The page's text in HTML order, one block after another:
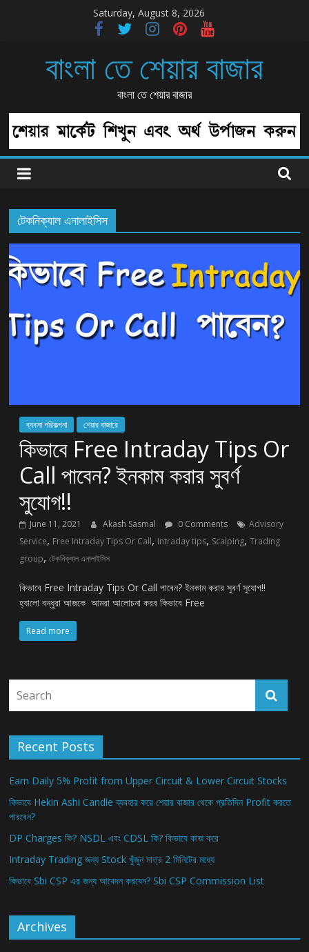
Saturday, August 8, 2026
বাংলা তে শেয়ার বাজার
বাংলা তে শেয়ার বাজার
টেকনিক্যাল এনালাইসিস
ব্যবসা পরিকল্পনা শেয়ার বাজারে
কিভাবে Free Intraday Tips Or
Call পাবেন? ইনকাম করার সুবর্ণ
সুযোগ!!
June 11, 2021 Akash Sasmal 0 Comments
Advisory
Service, Free Intraday Tips Or Call, Intraday tips, Scalping,Trading
group,টেকনিক্যাল এনালাইসিস
কিভাবে Free Intraday Tips Or Call পাবেন? ইনকাম করার সুবর্ণ সুযোগ!!
হ্যালো বন্ধুরা আজকে আমরা আলোচনা করব কিভাবে Free
Read more
Recent Posts
Earn Daily 5% Profit from Upper Circuit & Lower Circuit Stocks
কিভাবে Hekin Ashi Candle ব্যবহার করে শেয়ার বাজার থেকে প্রতিদিন Profit করতে
পারবেন?
DP Charges কি? NSDL এবং CDSL কি? কিভাবে কাজ করে
Intraday Trading জন্য Stock খুঁজুন মাত্র 2 মিনিটের মধ্যে
কিভাবে Sbi CSP এর জন্য আবেদন করবেন? Sbi CSP Commission List
Archives